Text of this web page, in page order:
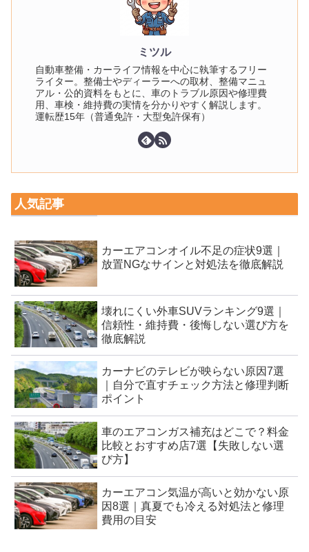
ミツル
自動車整備・カーライフ情報を中心に執筆するフリー
ライター。整備士やディーラーへの取材、整備マニュ
アル・公的資料をもとに、車のトラブル原因や修理費
用、車検・維持費の実情を分かりやすく解説します。
運転歴15年（普通免許・大型免許保有）
人気記事
カーエアコンオイル不足の症状9選｜
放置NGなサインと対処法を徹底解説
壊れにくい外車SUVランキング9選｜
信頼性・維持費・後悔しない選び方を
徹底解説
カーナビのテレビが映らない原因7選
｜自分で直すチェック方法と修理判断
ポイント
車のエアコンガス補充はどこで？料金
比較とおすすめ店7選【失敗しない選
び方】
カーエアコン気温が高いと効かない原
因8選｜真夏でも冷える対処法と修理
費用の目安